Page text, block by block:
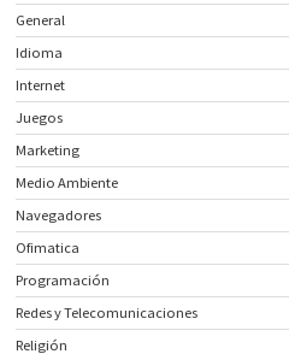
General
Idioma
Internet
Juegos
Marketing
Medio Ambiente
Navegadores
Ofimatica
Programación
Redes y Telecomunicaciones
Religión